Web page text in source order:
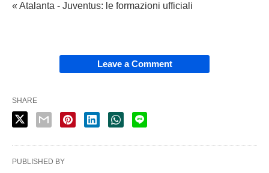
« Atalanta - Juventus: le formazioni ufficiali
Leave a Comment
SHARE
PUBLISHED BY